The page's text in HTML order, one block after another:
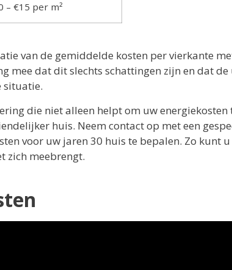
– €15 per m²
van de gemiddelde kosten per vierkante
mee dat dit slechts schattingen zijn en dat
situatie.
die niet alleen helpt om uw
huis. Neem contact op met een
voor uw jaren 30 huis te bepalen. Zo kunt
zich meebrengt.